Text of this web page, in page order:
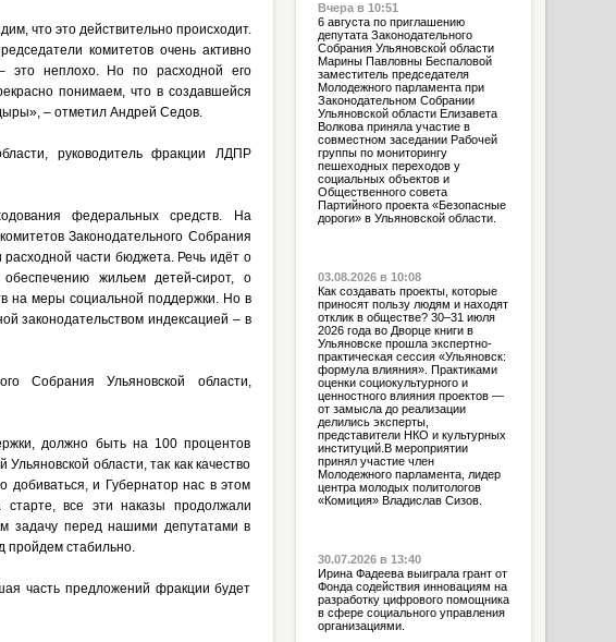
что это действительно происходит.
комитетов очень активно
это неплохо. Но по расходной его
понимаем, что в создавшейся
– отметил Андрей Седов.
руководитель фракции ЛДПР
федеральных средств. На
Законодательного Собрания
части бюджета. Речь идёт о
жильем детей-сирот, о
на меры социальной поддержки. Но в
законодательством индексацией – в
Собрания Ульяновской области,
должно быть на 100 процентов
области, так как качество
добиваться, и Губернатор нас в этом
все эти наказы продолжали
задачу перед нашими депутатами в
пройдем стабильно.
часть предложений фракции будет
Вчера в 10:51
6 августа по приглашению
депутата Законодательного
Собрания Ульяновской области
Марины Павловны Беспаловой
заместитель председателя
Молодежного парламента при
Законодательном Собрании
Ульяновской области Елизавета
Волкова приняла участие в
совместном заседании Рабочей
группы по мониторингу
пешеходных переходов у
социальных объектов и
Общественного совета
Партийного проекта «Безопасные
дороги» в Ульяновской области.
03.08.2026 в 10:08
Как создавать проекты, которые
приносят пользу людям и находят
отклик в обществе? 30–31 июля
2026 года во Дворце книги в
Ульяновске прошла экспертно-
практическая сессия «Ульяновск:
формула влияния». Практиками
оценки социокультурного и
ценностного влияния проектов —
от замысла до реализации
делились эксперты,
представители НКО и культурных
институций.В мероприятии
принял участие член
Молодежного парламента, лидер
центра молодых политологов
«Комиция» Владислав Сизов.
30.07.2026 в 13:40
Ирина Фадеева выиграла грант от
Фонда содействия инновациям на
разработку цифрового помощника
в сфере социального управления
организациями.